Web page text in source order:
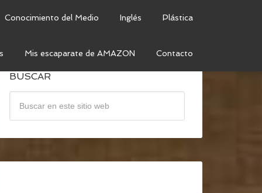
Conocimiento del Medio Inglés Plástica
Mis escaparate de AMAZON Contacto
BUSCAR